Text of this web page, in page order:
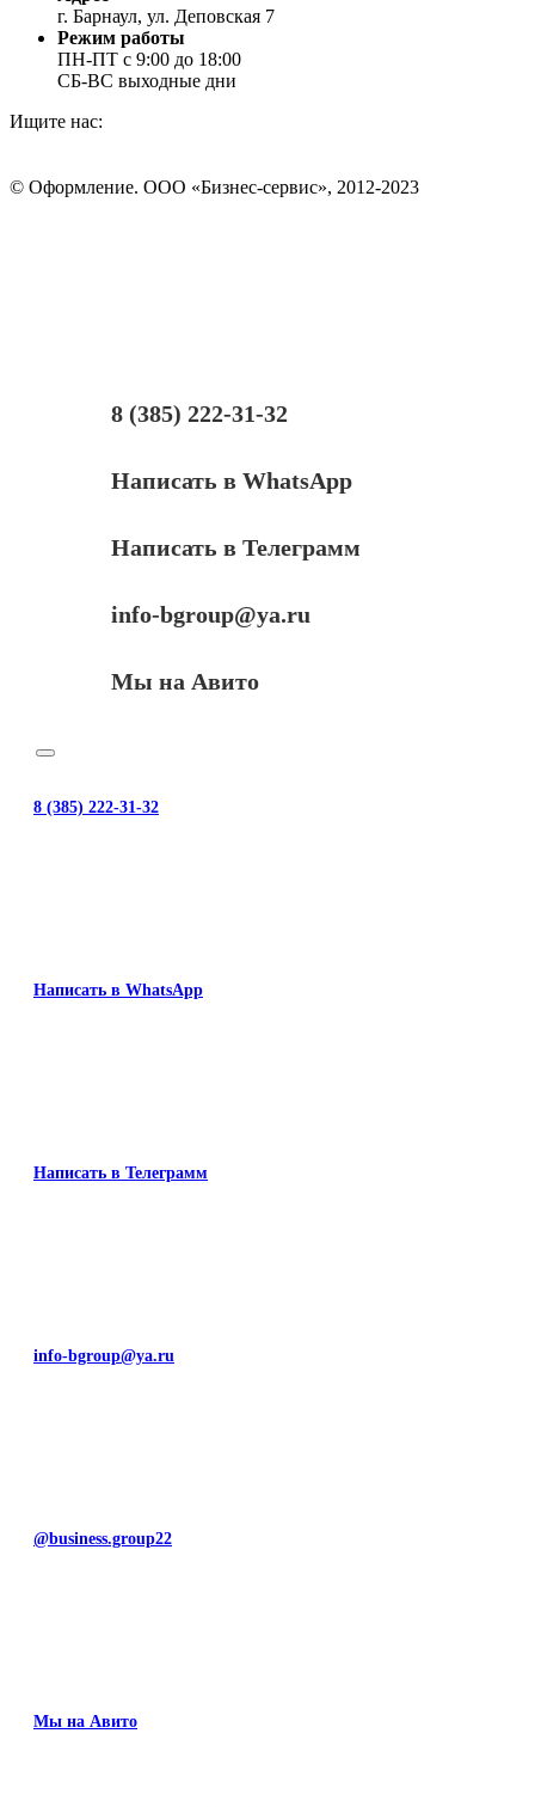
г. Барнаул, ул. Деповская 7
Режим работы
ПН-ПТ с 9:00 до 18:00
СБ-ВС выходные дни
Ищите нас:
Вконтакте
открывается
WhatsApp
открывается
Telegram
открывается
© Оформление. ООО «Бизнес-сервис», 2012-2023
8 (385) 222-31-32
Написать в WhatsApp
Написать в Телеграмм
info-bgroup@ya.ru
Мы на Авито
8 (385) 222-31-32
Написать в WhatsApp
Написать в Телеграмм
info-bgroup@ya.ru
@business.group22
Мы на Авито